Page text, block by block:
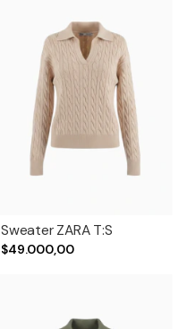
Sweater ZARA T:S
$49.000,00